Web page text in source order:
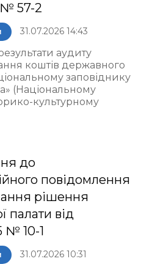
№ 57-2
31.07.2026 14:43
аудиту
коштів державного
заповіднику
(Національному
культурному
до
повідомлення
рішення
палати від
№ 10-1
31.07.2026 10:31